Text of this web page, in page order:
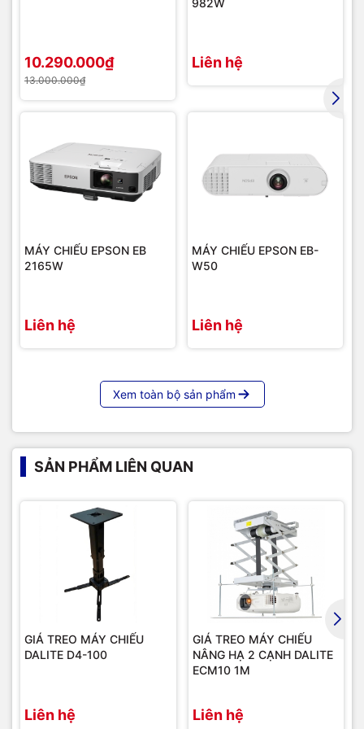
Giá treo máy chiếu nâng hạ ba cạnh Dalite ECM25-A điều
Hình ảnh lắp đặt thực tế
Giá treo máy chiếu nâng hạ ba cạnh Dalite ECM25-A lắp đặt
thực tế
10.290.000₫
13.000.000₫
Liên hệ
MÁY CHIẾU EPSON EB
2165W
Liên hệ
MÁY CHIẾU EPSON EB-
W50
Liên hệ
Xem toàn bộ sản phẩm
SẢN PHẨM LIÊN QUAN
GIÁ TREO MÁY CHIẾU
DALITE D4-100
Liên hệ
GIÁ TREO MÁY CHIẾU
NÂNG HẠ 2 CẠNH DALITE
ECM10 1M
Liên hệ